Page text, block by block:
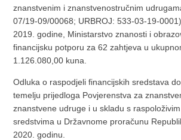
znanstvenim i znanstvenostručnim
07/19-09/00068; URBROJ: 533-03-19-
2019. godine, Ministarstvo znanosti i
financijsku potporu za 62 zahtjeva u
1.126.080,00 kuna.
Odluka o raspodjeli financijskih sredstava
temelju prijedloga Povjerenstva za
znanstvene udruge i u skladu s
sredstvima u Državnome proračunu
2020. godinu.